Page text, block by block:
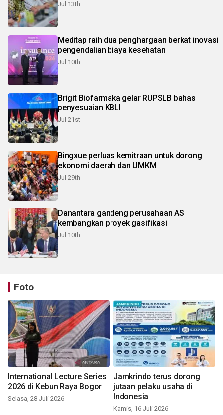
Jul 13th
Meditap raih dua penghargaan berkat inovasi
pengendalian biaya kesehatan
Jul 10th
Brigit Biofarmaka gelar RUPSLB bahas
penyesuaian KBLI
Jul 21st
Bingxue perluas kemitraan untuk dorong
ekonomi daerah dan UMKM
Jul 29th
Danantara gandeng perusahaan AS
kembangkan proyek gasifikasi
Jul 10th
Foto
International Lecture Series
2026 di Kebun Raya Bogor
Selasa, 28 Juli 2026
Jamkrindo terus dorong
jutaan pelaku usaha di
Indonesia
Kamis, 16 Juli 2026